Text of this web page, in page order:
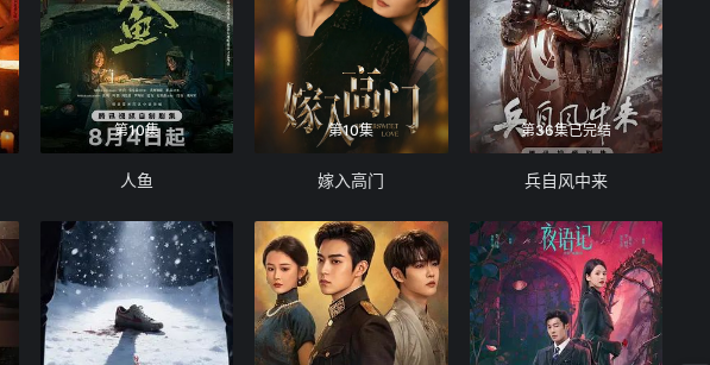
第10集
人鱼
第10集
嫁入高门
第36集已完结
兵自风中来